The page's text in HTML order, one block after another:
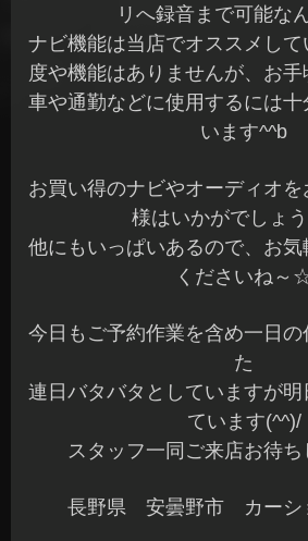
リへ録音まで可能な
ナビ機能は当店でオススメし
度や機能はありませんが、お
車や通勤などに使用するには
います^^b
お買い得のナビやオーディオ
様はいかがでしょ
他にもいっぱいあるので、お
くださいね～
今日もご予約作業を含め一日の
た
連日バタバタとしていますが明
ています(^^)/
スタッフ一同ご来店お待
長野県 安曇野市 カーシ